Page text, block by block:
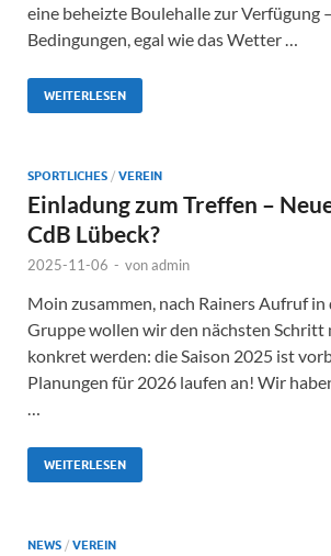
eine beheizte Boulehalle zur Verfügung
Bedingungen, egal wie das Wetter …
WEITERLESEN
SPORTLICHES / VEREIN
Einladung zum Treffen –
CdB Lübeck?
2025-11-06 - vonadmin
Moin zusammen, nach Rainers Aufruf
Gruppe wollen wir den nächsten Schritt
konkret werden: die Saison 2025 ist
Planungen für 2026 laufen an! Wir
…
WEITERLESEN
NEWS / VEREIN